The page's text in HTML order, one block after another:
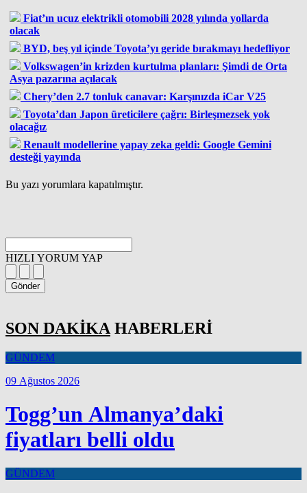
Fiat’ın ucuz elektrikli otomobili 2028 yılında yollarda
olacak
BYD, beş yıl içinde Toyota’yı geride bırakmayı hedefliyor
Volkswagen’in krizden kurtulma planları: Şimdi de Orta
Asya pazarına açılacak
Chery’den 2.7 tonluk canavar: Karşınızda iCar V25
Toyota’dan Japon üreticilere çağrı: Birleşmezsek yok
olacağız
Renault modellerine yapay zeka geldi: Google Gemini
desteği yayında
Bu yazı yorumlara kapatılmıştır.
HIZLI YORUM YAP
Gönder
SON DAKİKA HABERLERİ
GÜNDEM
09 Ağustos 2026
Togg’un Almanya’daki
fiyatları belli oldu
GÜNDEM